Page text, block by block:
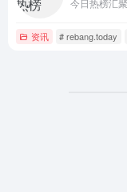
资讯 # rebang.today